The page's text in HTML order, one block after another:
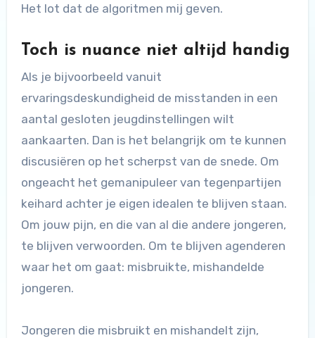
Het lot dat de algoritmen mij geven.
Toch is nuance niet altijd handig
Als je bijvoorbeeld vanuit
ervaringsdeskundigheid de misstanden in een
aantal gesloten jeugdinstellingen wilt
aankaarten. Dan is het belangrijk om te kunnen
discusiëren op het scherpst van de snede. Om
ongeacht het gemanipuleer van tegenpartijen
keihard achter je eigen idealen te blijven staan.
Om jouw pijn, en die van al die andere jongeren,
te blijven verwoorden. Om te blijven agenderen
waar het om gaat: misbruikte, mishandelde
jongeren.
Jongeren die misbruikt en mishandelt zijn,